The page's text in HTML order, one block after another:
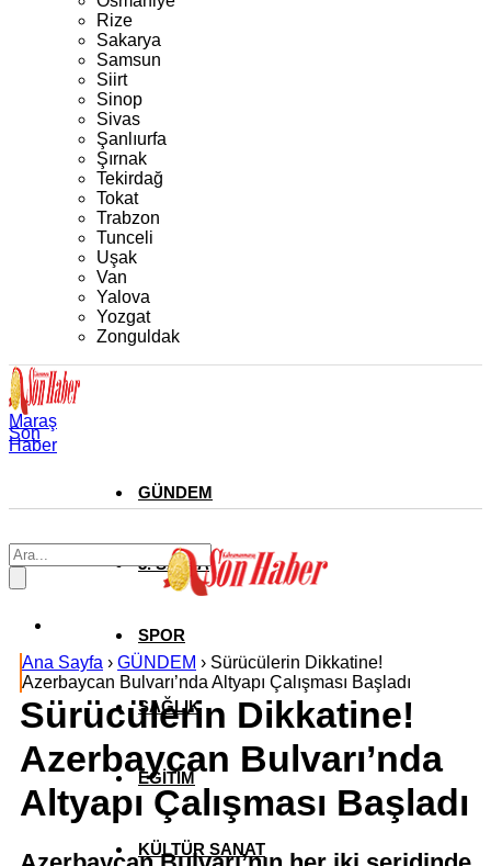
Rize
Sakarya
Samsun
Siirt
Sinop
Sivas
Şanlıurfa
Şırnak
Tekirdağ
Tokat
Trabzon
Tunceli
Uşak
Van
Yalova
Yozgat
Zonguldak
Maraş
Son
Haber
GÜNDEM
3. SAYFA
SPOR
SAĞLIK
EĞİTİM
KÜLTÜR SANAT
Ana Sayfa › GÜNDEM › Sürücülerin Dikkatine!
Azerbaycan Bulvarı’nda Altyapı Çalışması Başladı
Sürücülerin Dikkatine!
Azerbaycan Bulvarı’nda
Altyapı Çalışması Başladı